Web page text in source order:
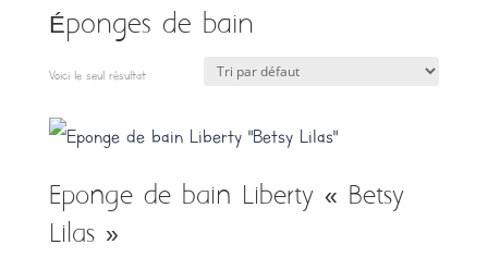
Éponges de bain
Voici le seul résultat
Eponge de bain Liberty « Betsy
Lilas »